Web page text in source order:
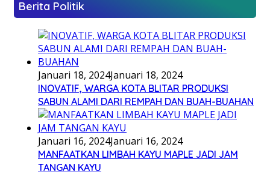
Berita Politik
Januari 18, 2024Januari 18, 2024
INOVATIF, WARGA KOTA BLITAR PRODUKSI
SABUN ALAMI DARI REMPAH DAN BUAH-BUAHAN
Januari 16, 2024Januari 16, 2024
MANFAATKAN LIMBAH KAYU MAPLE JADI JAM
TANGAN KAYU